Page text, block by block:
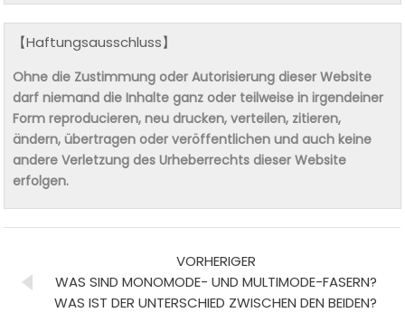
【Haftungsausschluss】
Ohne die Zustimmung oder Autorisierung dieser Website
darf niemand die Inhalte ganz oder teilweise in irgendeiner
Form reproducieren, neu drucken, verteilen, zitieren,
ändern, übertragen oder veröffentlichen und auch keine
andere Verletzung des Urheberrechts dieser Website
erfolgen.
VORHERIGER
WAS SIND MONOMODE- UND MULTIMODE-FASERN?
WAS IST DER UNTERSCHIED ZWISCHEN DEN BEIDEN?